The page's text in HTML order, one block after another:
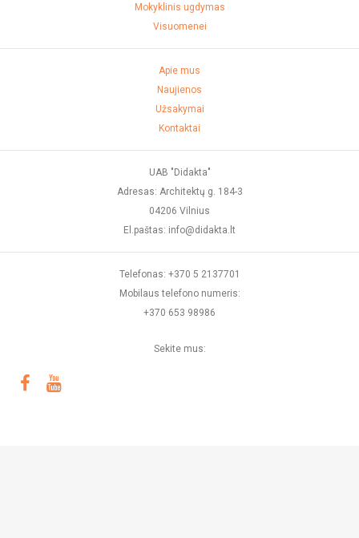
Mokyklinis ugdymas
Visuomenei
Apie mus
Naujienos
Užsakymai
Kontaktai
UAB "Didakta"
Adresas: Architektų g. 184-3
04206 Vilnius
El.paštas: info@didakta.lt
Telefonas: +370 5 2137701
Mobilaus telefono numeris:
+370 653 98986
Sekite mus: